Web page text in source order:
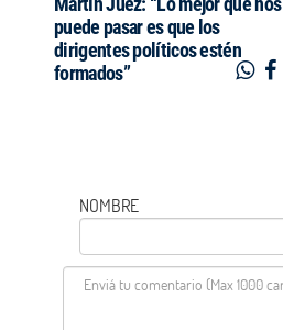
puede pasar es que los
dirigentes políticos estén
formados”
NOMBRE